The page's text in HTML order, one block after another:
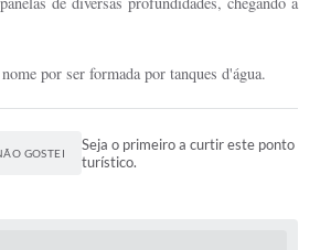
por ser formada por tanques d'água.
GOSTEI
Seja o primeiro a curtir este ponto
turístico.